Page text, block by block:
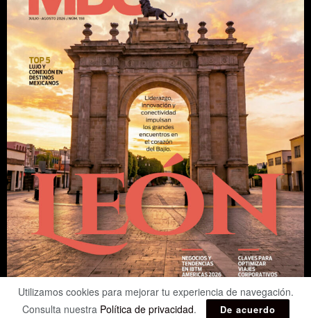
Utilizamos cookies para mejorar tu experiencia de navegación.
Consulta nuestra Política de privacidad. De acuerdo